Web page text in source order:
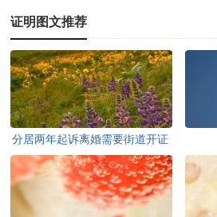
证明图文推荐
分居两年起诉离婚需要街道开证
明吗